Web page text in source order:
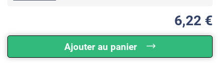
6,22 €
Ajouter au panier